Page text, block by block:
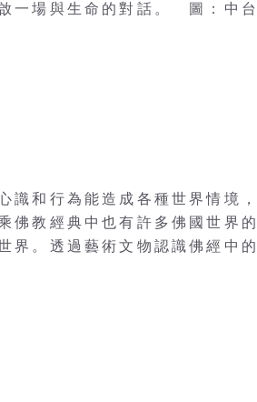
一場與生命的對話。 圖：中台
識和行為能造成各種世界情境，
佛教經典中也有許多佛國世界的
界。透過藝術文物認識佛經中的